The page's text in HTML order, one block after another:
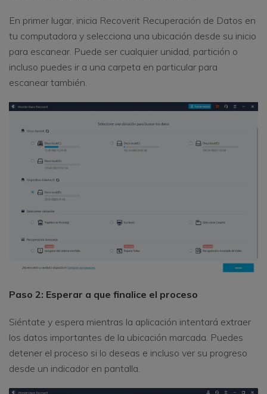
En primer lugar, inicia Recoverit Recuperación de Datos en
tu computadora y selecciona una ubicación desde su inicio
para escanear. Puede ser cualquier unidad, partición o
incluso puedes ir a una carpeta en particular para
escanear también.
Paso 2: Esperar a que finalice el proceso
Siéntate y espera mientras la aplicación intentará extraer
los datos importantes de la ubicación marcada. Puedes
detener el proceso si lo deseas e incluso ver su progreso
desde un indicador en pantalla.